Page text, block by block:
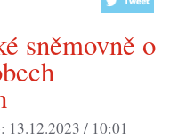
13.12.2023 / 10:01